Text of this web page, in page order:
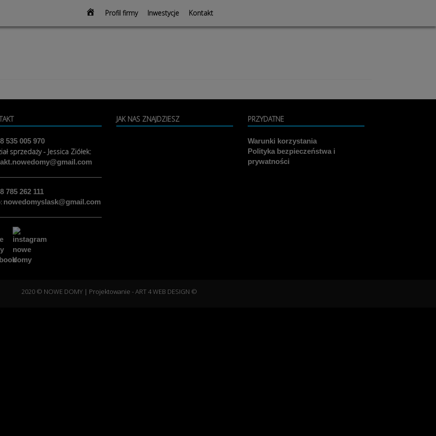
Strona
Profil firmy Inwestycje Kontakt
535 005 970
sprzedaży - Jessica Ziółek:
785 262 111
nowedomyslask@gmail.com
JAK NAS ZNAJDZIESZ PRZYDATNE
Warunki korzystania
Polityka bezpieczeństwa i
prywatności
2020 © NOWE DOMY | Projektowanie -ART 4 WEB DESIGN ©